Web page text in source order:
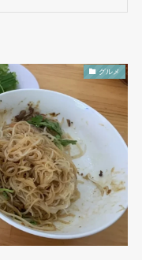
グルメ